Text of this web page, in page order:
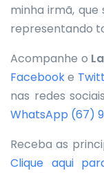
minha irmã, que
representando
Acompanhe o
Facebooke
nas redes
WhatsApp (67)
Receba as
Clique aqui